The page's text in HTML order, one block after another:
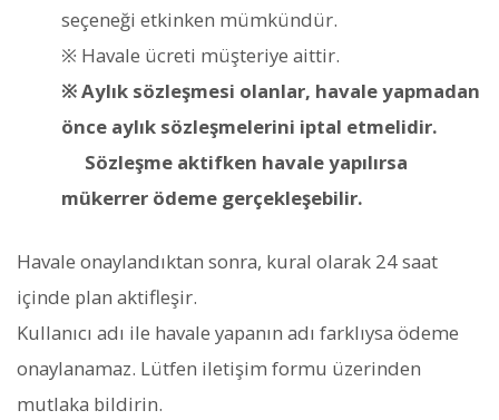
seçeneği etkinken mümkündür.
※ Havale ücreti müşteriye aittir.
※ Aylık sözleşmesi olanlar, havale yapmadan
önce aylık sözleşmelerini iptal etmelidir.
Sözleşme aktifken havale yapılırsa
mükerrer ödeme gerçekleşebilir.
Havale onaylandıktan sonra, kural olarak 24 saat
içinde plan aktifleşir.
Kullanıcı adı ile havale yapanın adı farklıysa ödeme
onaylanamaz. Lütfen iletişim formu üzerinden
mutlaka bildirin.